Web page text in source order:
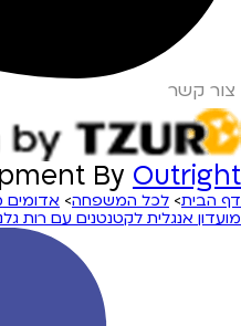
צור קשר
By Outright
דף הבית> לכל המשפחה> אדומים
מועדון אנגלית לקטנטנים עם רות